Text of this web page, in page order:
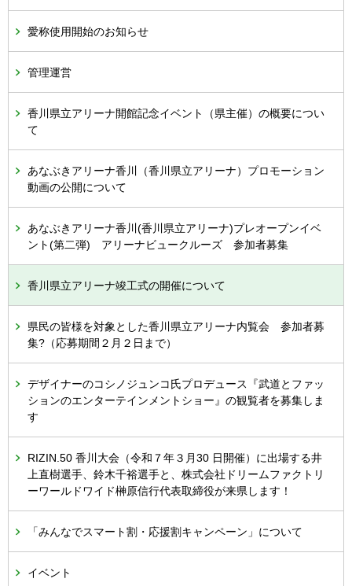
愛称使用開始のお知らせ
管理運営
香川県立アリーナ開館記念イベント（県主催）の概要につい
て
あなぶきアリーナ香川（香川県立アリーナ）プロモーション
動画の公開について
あなぶきアリーナ香川(香川県立アリーナ)プレオープンイベ
ント(第二弾) アリーナビュークルーズ 参加者募集
香川県立アリーナ竣工式の開催について
県民の皆様を対象とした香川県立アリーナ内覧会 参加者募
集?（応募期間２月２日まで）
デザイナーのコシノジュンコ氏プロデュース『武道とファッ
ションのエンターテインメントショー』の観覧者を募集しま
す
RIZIN.50 香川大会（令和７年３月30 日開催）に出場する井
上直樹選手、鈴木千裕選手と、株式会社ドリームファクトリ
ーワールドワイド榊原信行代表取締役が来県します！
「みんなでスマート割・応援割キャンペーン」について
イベント